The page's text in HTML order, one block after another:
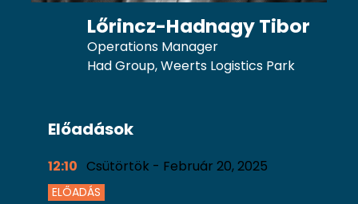
Lőrincz-Hadnagy Tibor
Operations Manager
Had Group, Weerts Logistics Park
Előadások
12:10 Csütörtök - Február 20, 2025
ELŐADÁS